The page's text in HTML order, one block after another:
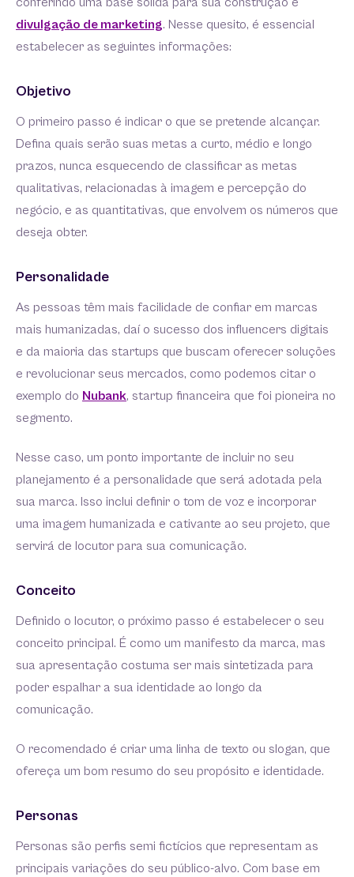
divulgação de marketing. Nesse quesito, é essencial
estabelecer as seguintes informações:
Objetivo
O primeiro passo é indicar o que se pretende alcançar.
Defina quais serão suas metas a curto, médio e longo
prazos, nunca esquecendo de classificar as metas
qualitativas, relacionadas à imagem e percepção do
negócio, e as quantitativas, que envolvem os números que
deseja obter.
Personalidade
As pessoas têm mais facilidade de confiar em marcas
mais humanizadas, daí o sucesso dos influencers digitais
e da maioria das startups que buscam oferecer soluções
e revolucionar seus mercados, como podemos citar o
exemplo do Nubank, startup financeira que foi pioneira no
segmento.
Nesse caso, um ponto importante de incluir no seu
planejamento é a personalidade que será adotada pela
sua marca. Isso inclui definir o tom de voz e incorporar
uma imagem humanizada e cativante ao seu projeto, que
servirá de locutor para sua comunicação.
Conceito
Definido o locutor, o próximo passo é estabelecer o seu
conceito principal. É como um manifesto da marca, mas
sua apresentação costuma ser mais sintetizada para
poder espalhar a sua identidade ao longo da
comunicação.
O recomendado é criar uma linha de texto ou slogan, que
ofereça um bom resumo do seu propósito e identidade.
Personas
Personas são perfis semi fictícios que representam as
principais variações do seu público-alvo. Com base em